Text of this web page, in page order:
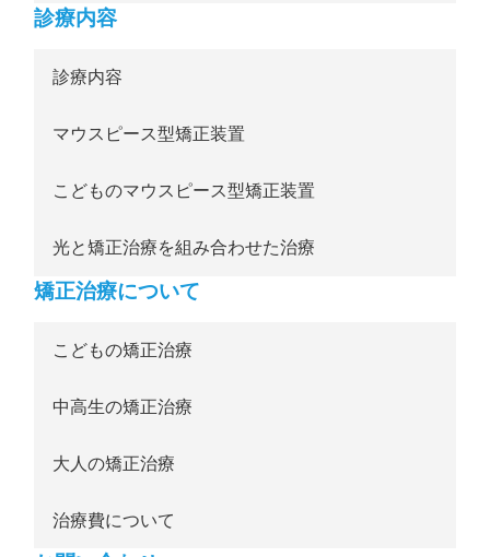
診療内容
診療内容
マウスピース型矯正装置
こどものマウスピース型矯正装置
光と矯正治療を組み合わせた治療
矯正治療について
こどもの矯正治療
中高生の矯正治療
大人の矯正治療
治療費について